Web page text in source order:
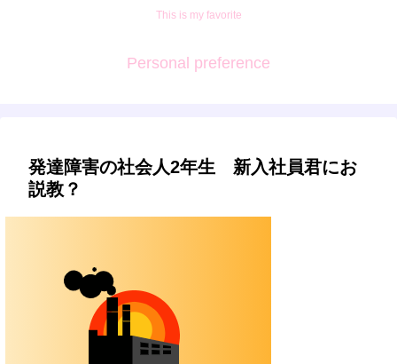
This is my favorite
Personal preference
発達障害の社会人2年生 新入社員君にお
説教？